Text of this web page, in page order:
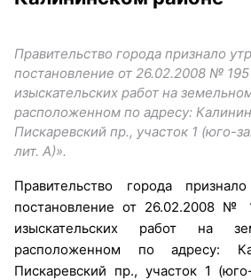
Правительство города признало
постановление от 26.02.2008 №
изыскательских работ на
расположенном по адресу:
Пискаревский пр., участок 1 (юго-
лит. А)».
Правительство города
постановление от 26.02.2008 №
изыскательских работ на
расположенном по адресу:
Пискаревский пр., участок 1